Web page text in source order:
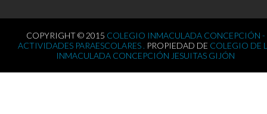
COPYRIGHT © 2015 COLEGIO INMACULADA CONCEPCIÓN -
ACTIVIDADES PARAESCOLARES . PROPIEDAD DE COLEGIO DE
INMACULADA CONCEPCIÓN JESUITAS GIJÓN